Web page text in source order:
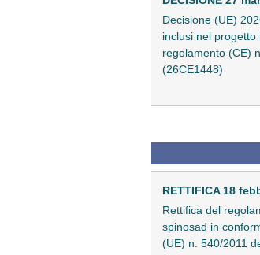
Decisione (UE)
inclusi nel
regolamento (CE)
(26CE1448)
RETTIFICA 18
Rettifica del
spinosad in
(UE) n. 540/2011